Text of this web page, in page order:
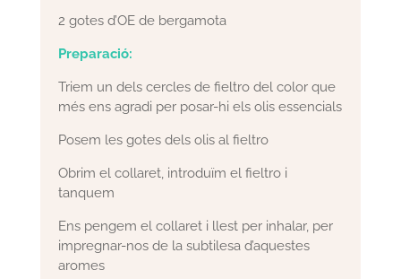
2 gotes d’OE de bergamota
Preparació:
Triem un dels cercles de fieltro del color que
més ens agradi per posar-hi els olis essencials
Posem les gotes dels olis al fieltro
Obrim el collaret, introduïm el fieltro i
tanquem
Ens pengem el collaret i llest per inhalar, per
impregnar-nos de la subtilesa d’aquestes
aromes